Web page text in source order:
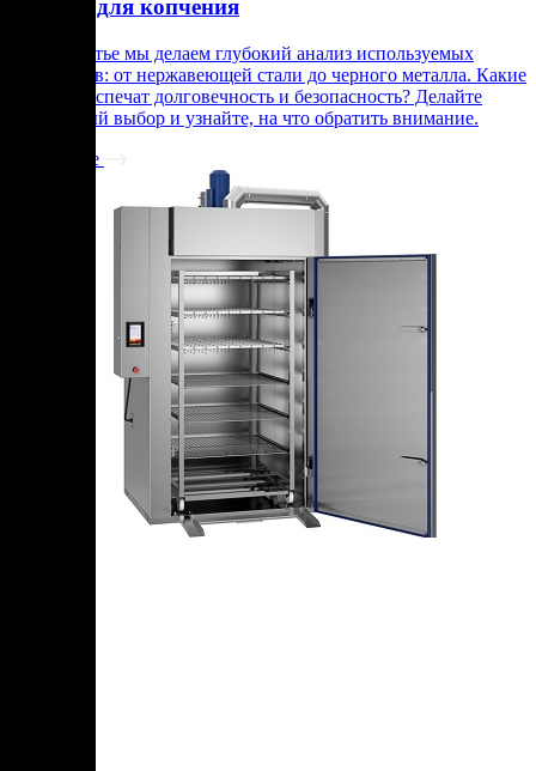
камеры для копчения
В этой статье мы делаем глубокий анализ используемых
материалов: от нержавеющей стали до черного металла. Какие
из них обеспечат долговечность и безопасность? Делайте
осознанный выбор и узнайте, на что обратить внимание.
Подробнее